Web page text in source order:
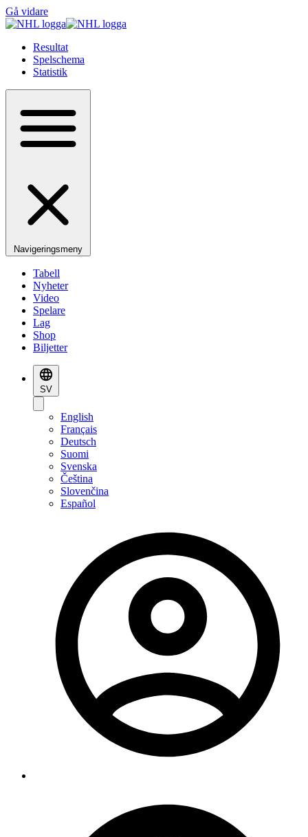
Gå vidare
Resultat
Spelschema
Statistik
Navigeringsmeny
Tabell
Nyheter
Video
Spelare
Lag
Shop
Biljetter
SV
English
Français
Deutsch
Suomi
Svenska
Čeština
Slovenčina
Español